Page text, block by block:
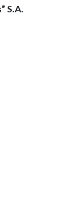
S.A.